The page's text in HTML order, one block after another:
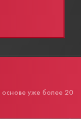
основе уже более 20